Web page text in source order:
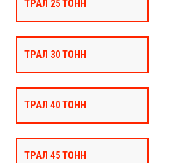
ТРАЛ 25 ТОНН
ТРАЛ 30 ТОНН
ТРАЛ 40 ТОНН
ТРАЛ 45 ТОНН